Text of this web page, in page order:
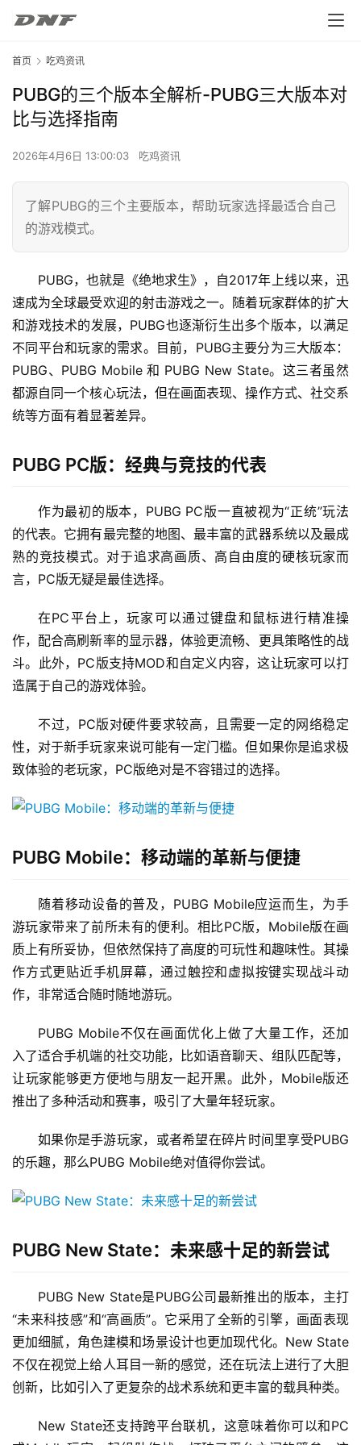
首页 吃鸡资讯
PUBG的三个版本全解析-PUBG三大版本对
比与选择指南
2026年4月6日 13:00:03 吃鸡资讯
了解PUBG的三个主要版本，帮助玩家选择最适合自己
的游戏模式。
PUBG，也就是《绝地求生》，自2017年上线以来，迅
速成为全球最受欢迎的射击游戏之一。随着玩家群体的扩大
和游戏技术的发展，PUBG也逐渐衍生出多个版本，以满足
不同平台和玩家的需求。目前，PUBG主要分为三大版本：
PUBG、PUBG Mobile 和 PUBG New State。这三者虽然
都源自同一个核心玩法，但在画面表现、操作方式、社交系
统等方面有着显著差异。
PUBG PC版：经典与竞技的代表
作为最初的版本，PUBG PC版一直被视为“正统”玩法
的代表。它拥有最完整的地图、最丰富的武器系统以及最成
熟的竞技模式。对于追求高画质、高自由度的硬核玩家而
言，PC版无疑是最佳选择。
在PC平台上，玩家可以通过键盘和鼠标进行精准操
作，配合高刷新率的显示器，体验更流畅、更具策略性的战
斗。此外，PC版支持MOD和自定义内容，这让玩家可以打
造属于自己的游戏体验。
不过，PC版对硬件要求较高，且需要一定的网络稳定
性，对于新手玩家来说可能有一定门槛。但如果你是追求极
致体验的老玩家，PC版绝对是不容错过的选择。
PUBG Mobile：移动端的革新与便捷
随着移动设备的普及，PUBG Mobile应运而生，为手
游玩家带来了前所未有的便利。相比PC版，Mobile版在画
质上有所妥协，但依然保持了高度的可玩性和趣味性。其操
作方式更贴近手机屏幕，通过触控和虚拟按键实现战斗动
作，非常适合随时随地游玩。
PUBG Mobile不仅在画面优化上做了大量工作，还加
入了适合手机端的社交功能，比如语音聊天、组队匹配等，
让玩家能够更方便地与朋友一起开黑。此外，Mobile版还
推出了多种活动和赛事，吸引了大量年轻玩家。
如果你是手游玩家，或者希望在碎片时间里享受PUBG
的乐趣，那么PUBG Mobile绝对值得你尝试。
PUBG New State：未来感十足的新尝试
PUBG New State是PUBG公司最新推出的版本，主打
“未来科技感”和“高画质”。它采用了全新的引擎，画面表现
更加细腻，角色建模和场景设计也更加现代化。New State
不仅在视觉上给人耳目一新的感觉，还在玩法上进行了大胆
创新，比如引入了更复杂的战术系统和更丰富的载具种类。
New State还支持跨平台联机，这意味着你可以和PC